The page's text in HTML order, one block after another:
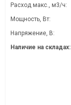
Расход макс., м3/ч:
Мощность, Вт:
Напряжение, В:
Наличие на складах: